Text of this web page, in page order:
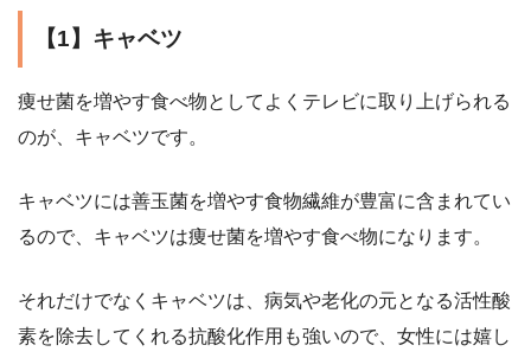
【1】キャベツ
痩せ菌を増やす食べ物としてよくテレビに取り上げられる
のが、キャベツです。
キャベツには善玉菌を増やす食物繊維が豊富に含まれてい
るので、キャベツは痩せ菌を増やす食べ物になります。
それだけでなくキャベツは、病気や老化の元となる活性酸
素を除去してくれる抗酸化作用も強いので、女性には嬉し